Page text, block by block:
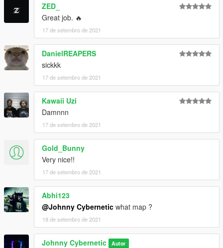
ZED_
Great job. 🔥
17 de setembro de 2021
DanielREAPERS
sickkk
17 de setembro de 2021
Kawaii Uzi
Damnnn
17 de setembro de 2021
Gold_Bunny
Very nice!!
17 de setembro de 2021
Abhi123
@Johnny Cybernetic what map ?
18 de setembro de 2021
Johnny Cybernetic Autor